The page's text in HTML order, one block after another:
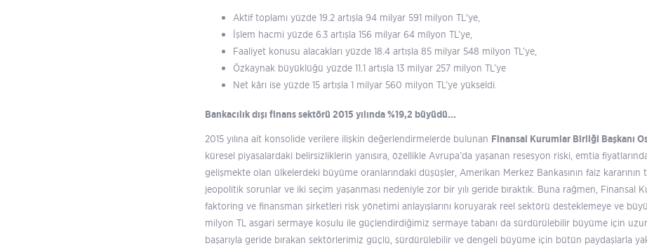
Aktif toplamı yüzde 19.2 artışla 94 milyar 591 milyon TL'ye,
İşlem hacmi yüzde 6.3 artışla 156 milyar 64 milyon TL’ye,
Faaliyet konusu alacakları yüzde 18.4 artışla 85 milyar 548 milyon TL’ye,
Özkaynak büyüklüğü yüzde 11.1 artışla 13 milyar 257 milyon TL’ye
Net kârı ise yüzde 15 artışla 1 milyar 560 milyon TL’ye yükseldi.
Bankacılık dışı finans sektörü 2015 yılında %19,2 büyüdü...
2015 yılına ait konsolide verilere ilişkin değerlendirmelerde bulunan Finansal Kurumlar Birliği Başkanı
küresel piyasalardaki belirsizliklerin yanısıra, özellikle Avrupa’da yaşanan resesyon riski, emtia
gelişmekte olan ülkelerdeki büyüme oranlarındaki düşüşler, Amerikan Merkez Bankasının faiz kararının
jeopolitik sorunlar ve iki seçim yaşanması nedeniyle zor bir yılı geride bıraktık. Buna rağmen, Finansal
faktoring ve finansman şirketleri risk yönetimi anlayışlarını koruyarak reel sektörü desteklemeye ve
milyon TL asgari sermaye koşulu ile güçlendirdiğimiz sermaye tabanı da sürdürülebilir büyüme için
başarıyla geride bırakan sektörlerimiz güçlü, sürdürülebilir ve dengeli büyüme için bütün paydaşlarla